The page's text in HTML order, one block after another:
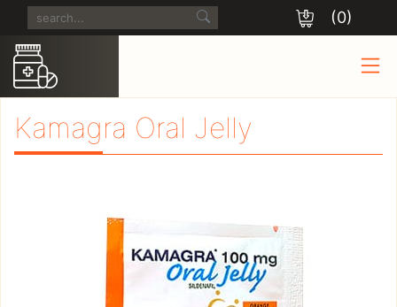
(0)
Kamagra Oral Jelly